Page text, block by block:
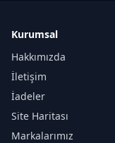
Kurumsal
Hakkımızda
İletişim
İadeler
Site Haritası
Markalarımız